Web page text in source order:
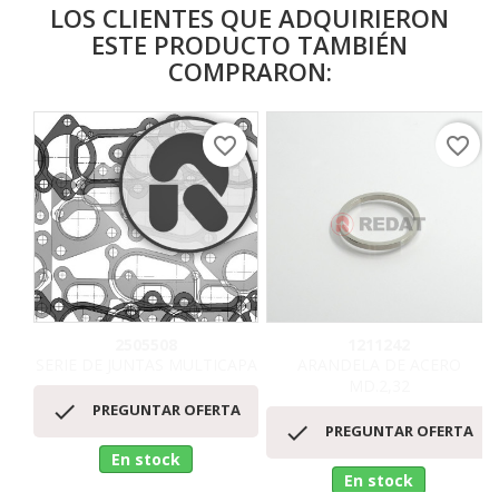
LOS CLIENTES QUE ADQUIRIERON
ESTE PRODUCTO TAMBIÉN
COMPRARON:
 PREGUNTAR OFERTA
En stock
favorite_border
 PREGUNTAR OFERTA
En stock
favorite_border